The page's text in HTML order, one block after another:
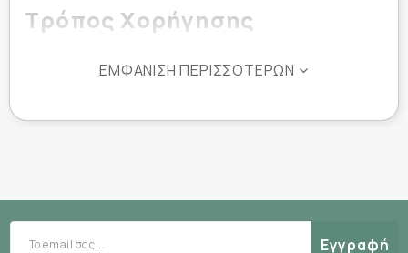
Τρόπος Χορήγησης
πρόσωπο. Μετά από 10-20 λεπτά, αφαιρέστε
Συστατικά
ΕΜΦΆΝΙΣΗ ΠΕΡΙΣΣΌΤΕΡΩΝ
Εγγραφή